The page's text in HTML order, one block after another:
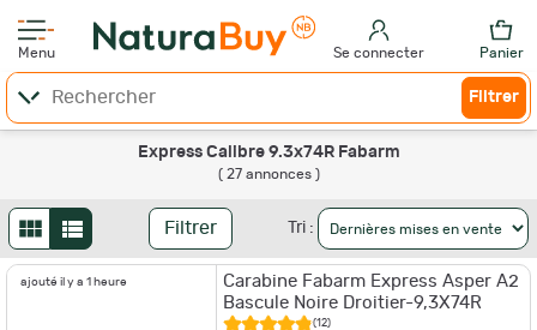
Menu Se connecter Panier
Filtrer
Express Calibre 9.3x74R Fabarm
( 27 annonces )
Filtrer Tri :
ajouté il y a 1 heure
Carabine Fabarm Express Asper A2
Bascule Noire Droitier-9,3X74R
(12)